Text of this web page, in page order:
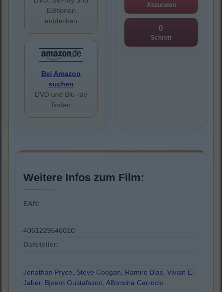
Editionen
entdecken
Bei Amazon
suchen
DVD und Blu-ray
finden
Abzuraten
0
Schrott
Weitere Infos zum Film:
EAN:
4061229546010
Darsteller:
Jonathan Pryce, Steve Coogan, Ramiro Blas, Vivian El
Jaber, Bjoern Gustafsson, Alfonsina Carrocio